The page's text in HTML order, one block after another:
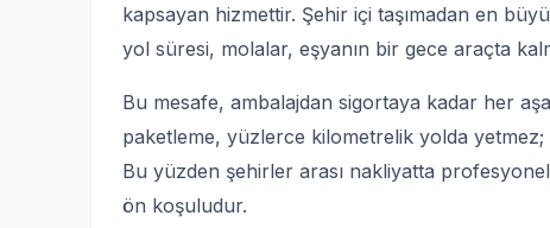
kapsayan hizmettir. Şehir içi taşımadan en
yol süresi, molalar, eşyanın bir gece araçta
Bu mesafe, ambalajdan sigortaya kadar her
paketleme, yüzlerce kilometrelik yolda yetmez;
Bu yüzden şehirler arası nakliyatta
ön koşuludur.